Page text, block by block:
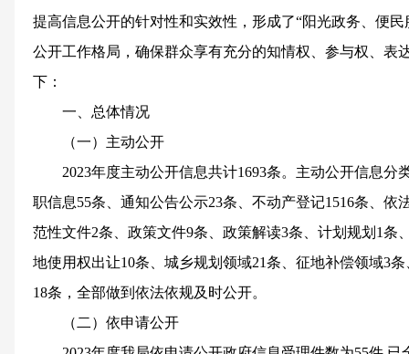
提高信息公开的针对性和实效性，形成了“阳光政务、便
公开工作格局，确保群众享有充分的知情权、参与权、表
下：
一、总体情况
（一）主动公开
2023年度主动公开信息共计1693条。主动公开信息分
职信息55条、通知公告公示23条、不动产登记1516条、依
范性文件2条、政策文件9条、政策解读3条、计划规划1条
地使用权出让10条、城乡规划领域21条、征地补偿领域3
18条，全部做到依法依规及时公开。
（二）依申请公开